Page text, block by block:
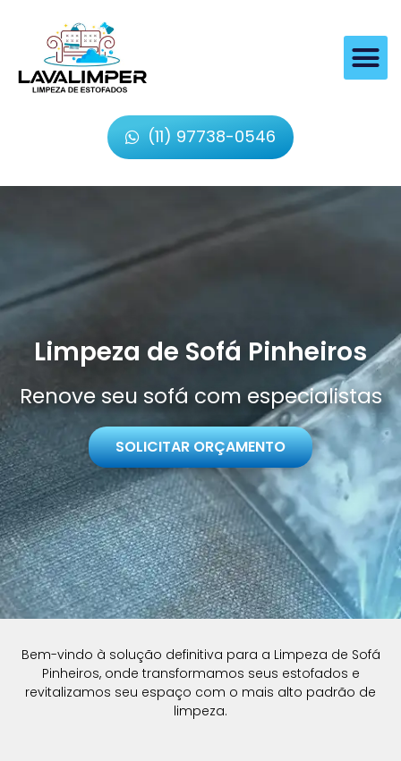
(11) 97738-0546
Limpeza de Sofá Pinheiros
Renove seu sofá com especialistas
SOLICITAR ORÇAMENTO
Bem-vindo à solução definitiva para a Limpeza de Sofá
Pinheiros, onde transformamos seus estofados e
revitalizamos seu espaço com o mais alto padrão de
limpeza.